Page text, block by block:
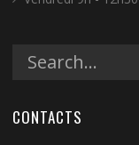
CONTACTS